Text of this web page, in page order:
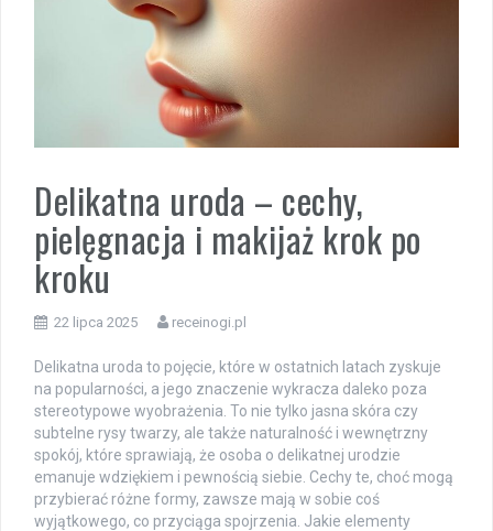
Delikatna uroda – cechy,
pielęgnacja i makijaż krok po
kroku
22 lipca 2025 receinogi.pl
Delikatna uroda to pojęcie, które w ostatnich latach zyskuje
na popularności, a jego znaczenie wykracza daleko poza
stereotypowe wyobrażenia. To nie tylko jasna skóra czy
subtelne rysy twarzy, ale także naturalność i wewnętrzny
spokój, które sprawiają, że osoba o delikatnej urodzie
emanuje wdziękiem i pewnością siebie. Cechy te, choć mogą
przybierać różne formy, zawsze mają w sobie coś
wyjątkowego, co przyciąga spojrzenia. Jakie elementy